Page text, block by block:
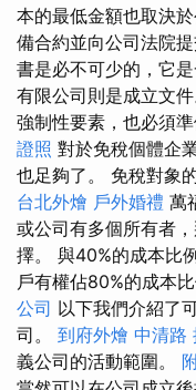
本的最低金額也取決
備合約並向公司法院
書是必不可少的，它
有限公司則是成立文
強制性要素，也必須
證照 對於免稅個體企
也足夠了。 免稅對象
台北外燴 戶外婚禮 萬
或公司有多個所有者
擇。 與40%的成本比
戶有權佔80%的成本
公司 以下我們介紹了
司。 到府外燴 中清路
義公司的活動範圍。